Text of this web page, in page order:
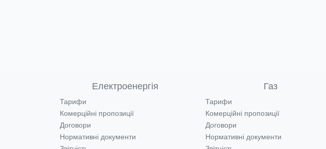
Електроенергія
Тарифи
Комерційні пропозиції
Договори
Нормативні документи
Газ
Тарифи
Комерційні пропозиції
Договори
Нормативні документи